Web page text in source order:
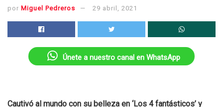
por Miguel Pedreros 29 abril, 2021
Únete a nuestro canal en WhatsApp
Cautivó al mundo con su belleza en ‘Los 4 fantásticos’ y